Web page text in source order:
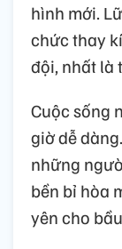
hình mới.
chức thay
đội, nhất là
Cuộc sống
giờ dễ
những
bền bỉ hòa
yên cho